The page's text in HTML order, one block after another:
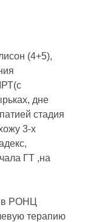
(4+5),
дне
стадия
3-х
ГТ ,на
в РОНЦ
терапию